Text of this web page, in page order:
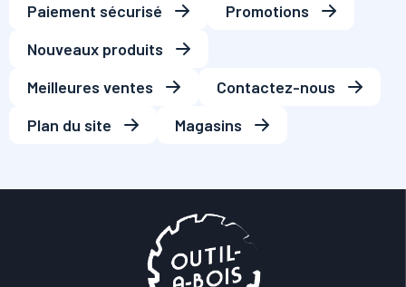
Paiement sécurisé
Promotions
Nouveaux produits
Meilleures ventes
Contactez-nous
Plan du site
Magasins